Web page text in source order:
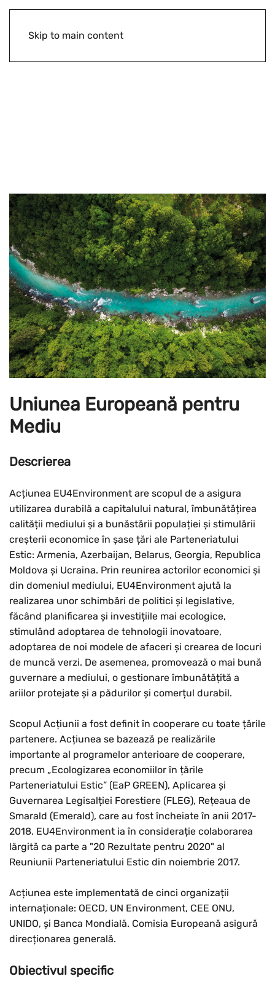
Skip to main content
Uniunea Europeană pentru
Mediu
Descrierea
Acțiunea EU4Environment are scopul de a asigura
utilizarea durabilă a capitalului natural, îmbunătățirea
calității mediului și a bunăstării populației și stimulării
creșterii economice în șase țări ale Parteneriatului
Estic: Armenia, Azerbaijan, Belarus, Georgia, Republica
Moldova și Ucraina. Prin reunirea actorilor economici și
din domeniul mediului, EU4Environment ajută la
realizarea unor schimbări de politici și legislative,
făcând planificarea și investițiile mai ecologice,
stimulând adoptarea de tehnologii inovatoare,
adoptarea de noi modele de afaceri și crearea de locuri
de muncă verzi. De asemenea, promovează o mai bună
guvernare a mediului, o gestionare îmbunătățită a
ariilor protejate și a pădurilor și comerțul durabil.
Scopul Acțiunii a fost definit în cooperare cu toate țările
partenere. Acțiunea se bazează pe realizările
importante al programelor anterioare de cooperare,
precum „Ecologizarea economiilor în țările
Parteneriatului Estic” (EaP GREEN), Aplicarea și
Guvernarea Legisalției Forestiere (FLEG), Rețeaua de
Smarald (Emerald), care au fost încheiate în anii 2017-
2018. EU4Environment ia în considerație colaborarea
lărgită ca parte a "20 Rezultate pentru 2020" al
Reuniunii Parteneriatului Estic din noiembrie 2017.
Acțiunea este implementată de cinci organizații
internaționale: OECD, UN Environment, CEE ONU,
UNIDO, și Banca Mondială. Comisia Europeană asigură
direcționarea generală.
Obiectivul specific